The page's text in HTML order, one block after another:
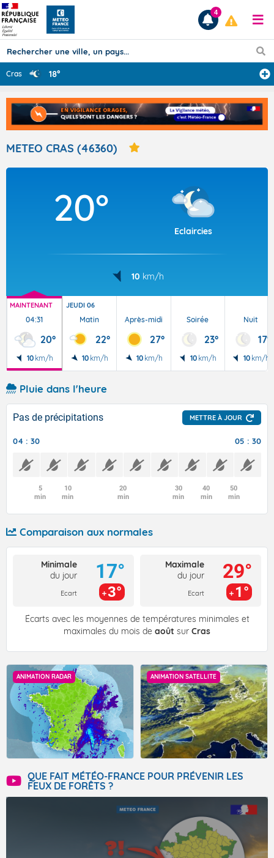
Prévisions
TOUS LES RÉSULTATS
Articles
4
Cras 18°
METEO CRAS (46360)
20°
Eclaircies
10 km/h
MAINTENANT
04:31
20°
10 km/h
JEUDI 06
Matin
22°
10 km/h
Après-midi
27°
10 km/h
Soirée
23°
10 km/h
Nuit
17°
10 km/h
Pluie dans l'heure
Pas de précipitations METTRE À JOUR
04 : 30 05 : 30
5
min
10
min
20
min
30
min
40
min
50
min
Comparaison aux normales
Minimale
du jour
Ecart
17°
3°
Maximale
du jour
Ecart
29°
1°
Écarts avec les moyennes de températures minimales et
maximales du mois de août sur Cras
ANIMATION RADAR ANIMATION SATELLITE
QUE FAIT MÉTÉO-FRANCE POUR PRÉVENIR LES
FEUX DE FORÊTS ?